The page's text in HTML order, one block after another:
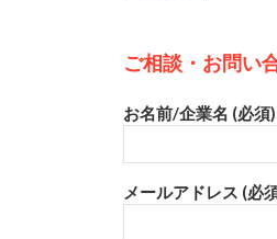
ご相談・お問い
お名前/企業名 (必須)
メールアドレス (必